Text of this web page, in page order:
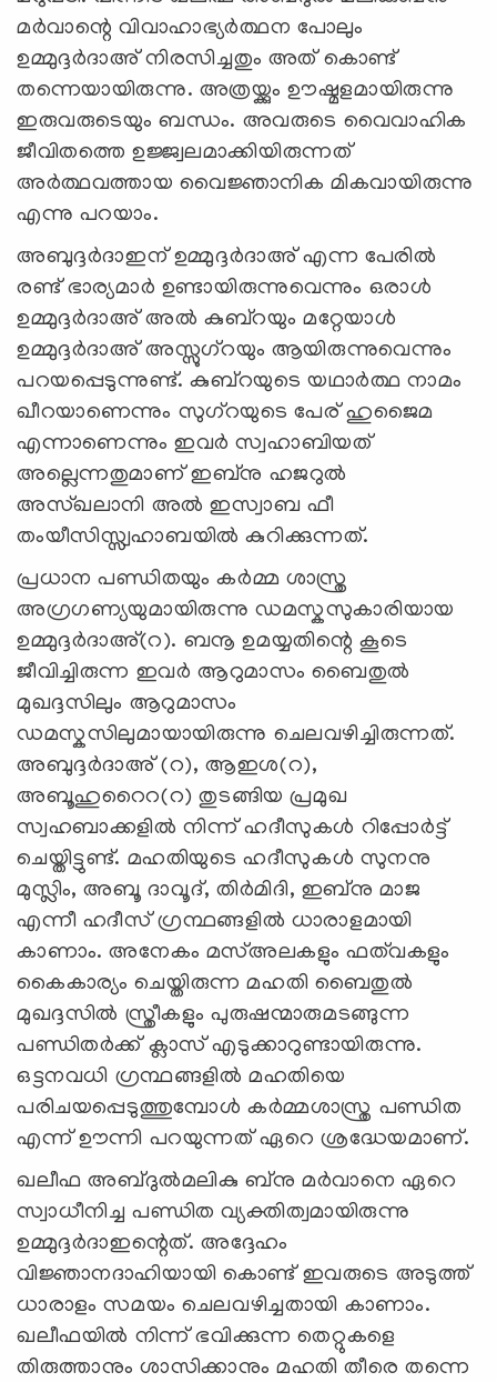
മർവാന്റെ വിവാഹാഭ്യർത്ഥന പോലും
ഉമ്മുദ്ദർദാഅ് നിരസിച്ചതും അത് കൊണ്ട്
തന്നെയായിരുന്നു. അത്രയ്ക്കും ഊഷ്മളമായിരുന്നു
ഇരുവരുടെയും ബന്ധം. അവരുടെ വൈവാഹിക
ജീവിതത്തെ ഉജ്ജ്വലമാക്കിയിരുന്നത്
അർത്ഥവത്തായ വൈജ്ഞാനിക മികവായിരുന്നു
എന്നു പറയാം.
അബുദ്ദർദാഇന് ഉമ്മുദ്ദർദാഅ് എന്ന പേരില്‍
രണ്ട് ഭാര്യമാർ ഉണ്ടായിരുന്നുവെന്നും ഒരാൾ
ഉമ്മുദ്ദർദാഅ് അൽ കുബ്റയും മറ്റേയാൾ
ഉമ്മുദ്ദർദാഅ് അസ്സുഗ്റയും ആയിരുന്നുവെന്നും
പറയപ്പെടുന്നുണ്ട്. കുബ്റയുടെ യഥാർത്ഥ നാമം
ഖീറയാണെന്നും സുഗ്റയുടെ പേര് ഹുജൈമ
എന്നാണെന്നും ഇവർ സ്വഹാബിയത്
അല്ലെന്നതുമാണ് ഇബ്നു ഹജറുൽ
അസ്ഖലാനി അൽ ഇസ്വാബ ഫീ
തംയീസിസ്സ്വഹാബയിൽ കുറിക്കുന്നത്.
പ്രധാന പണ്ഡിതയും കർമ്മ ശാസ്ത്ര
അഗ്രഗണ്യയുമായിരുന്നു ഡമസ്കസുകാരിയായ
ഉമ്മുദ്ദർദാഅ്(റ). ബനൂ ഉമയ്യതിന്റെ കൂടെ
ജീവിച്ചിരുന്ന ഇവര്‍ ആറുമാസം ബൈതുൽ
മുഖദ്ദസിലും ആറുമാസം
ഡമസ്കസിലുമായായിരുന്നു ചെലവഴിച്ചിരുന്നത്.
അബുദ്ദർദാഅ് (റ), ആഇശ(റ),
അബൂഹുറൈറ(റ) തുടങ്ങിയ പ്രമുഖ
സ്വഹബാക്കളിൽ നിന്ന് ഹദീസുകൾ റിപ്പോർട്ട്
ചെയ്തിട്ടുണ്ട്. മഹതിയുടെ ഹദീസുകൾ സുനനു
മുസ്ലിം, അബൂ ദാവൂദ്, തിർമിദി, ഇബ്നു മാജ
എന്നീ ഹദീസ് ഗ്രന്ഥങ്ങളിൽ ധാരാളമായി
കാണാം. അനേകം മസ്അലകളും ഫത്‌വകളും
കൈകാര്യം ചെയ്തിരുന്ന മഹതി ബൈതുൽ
മുഖദ്ദസിൽ സ്ത്രീകളും പുരുഷന്മാരുമടങ്ങുന്ന
പണ്ഡിതർക്ക് ക്ലാസ് എടുക്കാറുണ്ടായിരുന്നു.
ഒട്ടനവധി ഗ്രന്ഥങ്ങളിൽ മഹതിയെ
പരിചയപ്പെടുത്തുമ്പോൾ കർമ്മശാസ്ത്ര പണ്ഡിത
എന്ന് ഊന്നി പറയുന്നത് ഏറെ ശ്രദ്ധേയമാണ്.
ഖലീഫ അബ്ദുല്‍മലികു ബ്നു മർവാനെ ഏറെ
സ്വാധീനിച്ച പണ്ഡിത വ്യക്തിത്വമായിരുന്നു
ഉമ്മുദ്ദർദാഇന്റെത്. അദ്ദേഹം
വിജ്ഞാനദാഹിയായി കൊണ്ട് ഇവരുടെ അടുത്ത്
ധാരാളം സമയം ചെലവഴിച്ചതായി കാണാം.
ഖലീഫയിൽ നിന്ന് ഭവിക്കുന്ന തെറ്റുകളെ
തിരുത്താനും ശാസിക്കാനും മഹതി തീരെ തന്നെ